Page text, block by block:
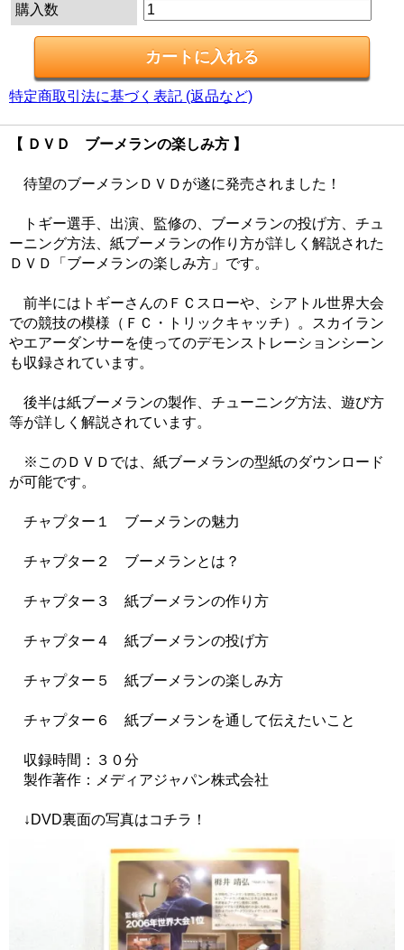
購入数
特定商取引法に基づく表記 (返品など)
【 ＤＶＤ ブーメランの楽しみ方 】
待望のブーメランＤＶＤが遂に発売されました！
トギー選手、出演、監修の、ブーメランの投げ方、チュ
ーニング方法、紙ブーメランの作り方が詳しく解説された
ＤＶＤ「ブーメランの楽しみ方」です。
前半にはトギーさんのＦＣスローや、シアトル世界大会
での競技の模様（ＦＣ・トリックキャッチ）。スカイラン
やエアーダンサーを使ってのデモンストレーションシーン
も収録されています。
後半は紙ブーメランの製作、チューニング方法、遊び方
等が詳しく解説されています。
※このＤＶＤでは、紙ブーメランの型紙のダウンロード
が可能です。
チャプター１ ブーメランの魅力
チャプター２ ブーメランとは？
チャプター３ 紙ブーメランの作り方
チャプター４ 紙ブーメランの投げ方
チャプター５ 紙ブーメランの楽しみ方
チャプター６ 紙ブーメランを通して伝えたいこと
収録時間：３０分
製作著作：メディアジャパン株式会社
↓DVD裏面の写真はコチラ！